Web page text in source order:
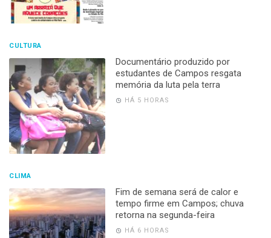
CULTURA
Documentário produzido por
estudantes de Campos resgata
memória da luta pela terra
HÁ 5 HORAS
CLIMA
Fim de semana será de calor e
tempo firme em Campos; chuva
retorna na segunda-feira
HÁ 6 HORAS